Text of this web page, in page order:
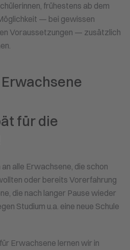
frühestens ab dem
— bei gewissen
Voraussetzungen — zusätzlich
Erwachsene
für die
alle Erwachsene, die schon
oder bereits Vorerfahrung
die nach langer Pause wieder
Studium u.a. eine neue Schule
Erwachsene lernen wir in